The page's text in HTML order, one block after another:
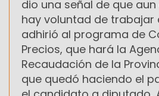
dio una señal de que
hay voluntad de trabajar
adhirió al programa de
Precios, que hará la
Recaudación de la
que quedó haciendo el